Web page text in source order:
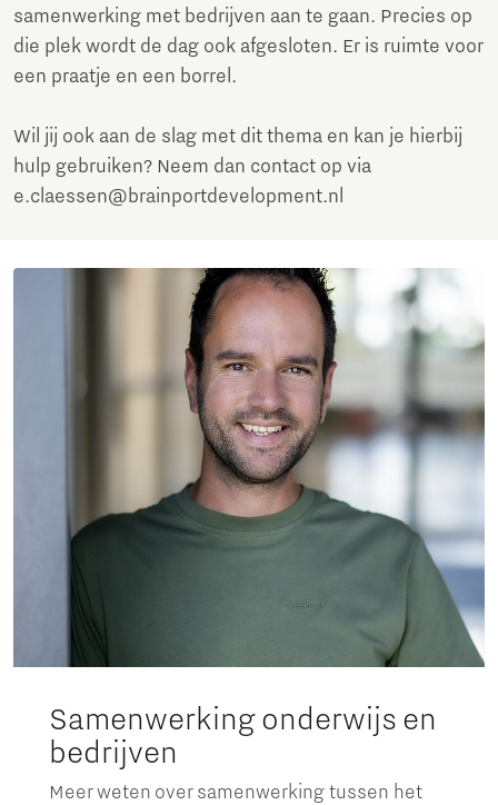
samenwerking met bedrijven aan te gaan. Precies op
die plek wordt de dag ook afgesloten. Er is ruimte voor
een praatje en een borrel.
Wil jij ook aan de slag met dit thema en kan je hierbij
hulp gebruiken? Neem dan contact op via
e.claessen@brainportdevelopment.nl
Samenwerking onderwijs en
bedrijven
Meer weten over samenwerking tussen het